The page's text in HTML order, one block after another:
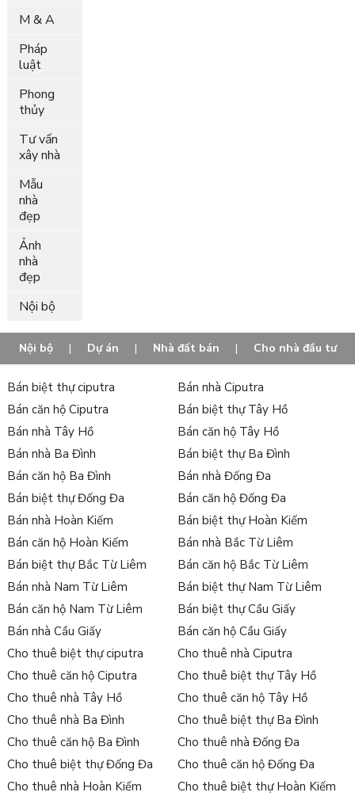
M & A
Pháp
luật
Phong
thủy
Tư vấn
xây nhà
Mẫu
nhà
đẹp
Ảnh
nhà
đẹp
Nội bộ
Nội bộ | Dự án | Nhà đất bán | Cho nhà đầu tư
Bán biệt thự ciputra
Bán nhà Ciputra
Bán căn hộ Ciputra
Bán biệt thự Tây Hồ
Bán nhà Tây Hồ
Bán căn hộ Tây Hồ
Bán nhà Ba Đình
Bán biệt thự Ba Đình
Bán căn hộ Ba Đình
Bán nhà Đống Đa
Bán biệt thự Đống Đa
Bán căn hộ Đống Đa
Bán nhà Hoàn Kiếm
Bán biệt thự Hoàn Kiếm
Bán căn hộ Hoàn Kiếm
Bán nhà Bắc Từ Liêm
Bán biệt thự Bắc Từ Liêm
Bán căn hộ Bắc Từ Liêm
Bán nhà Nam Từ Liêm
Bán biệt thự Nam Từ Liêm
Bán căn hộ Nam Từ Liêm
Bán biệt thự Cầu Giấy
Bán nhà Cầu Giấy
Bán căn hộ Cầu Giấy
Cho thuê biệt thự ciputra
Cho thuê nhà Ciputra
Cho thuê căn hộ Ciputra
Cho thuê biệt thự Tây Hồ
Cho thuê nhà Tây Hồ
Cho thuê căn hộ Tây Hồ
Cho thuê nhà Ba Đình
Cho thuê biệt thự Ba Đình
Cho thuê căn hộ Ba Đình
Cho thuê nhà Đống Đa
Cho thuê biệt thự Đống Đa
Cho thuê căn hộ Đống Đa
Cho thuê nhà Hoàn Kiếm
Cho thuê biệt thự Hoàn Kiếm